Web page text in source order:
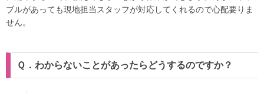
ブルがあっても現地担当スタッフが対応してくれるので心配要りま
せん。
Ｑ．わからないことがあったらどうするのですか？